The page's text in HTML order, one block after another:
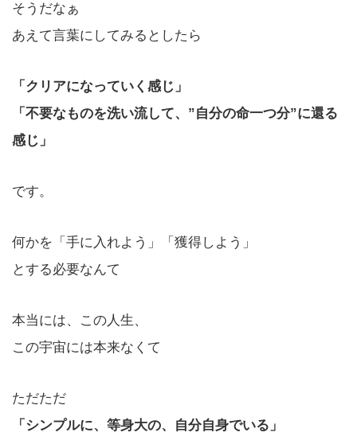
そうだなぁ
あえて言葉にしてみるとしたら
「クリアになっていく感じ」
「不要なものを洗い流して、”自分の命一つ分”に還る
感じ」
です。
何かを「手に入れよう」「獲得しよう」
とする必要なんて
本当には、この人生、
この宇宙には本来なくて
ただただ
「シンプルに、等身大の、自分自身でいる」